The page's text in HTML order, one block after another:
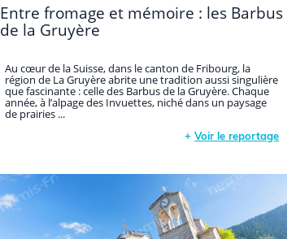
Entre fromage et mémoire : les Barbus
de la Gruyère
Au cœur de la Suisse, dans le canton de Fribourg, la
région de La Gruyère abrite une tradition aussi singulière
que fascinante : celle des Barbus de la Gruyère. Chaque
année, à l’alpage des Invuettes, niché dans un paysage
de prairies ...
+ Voir le reportage